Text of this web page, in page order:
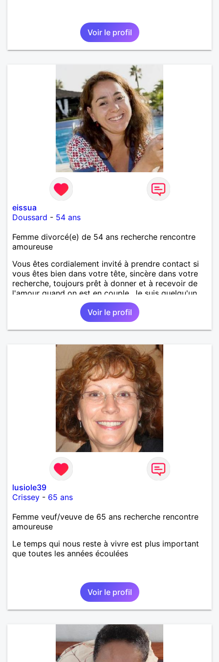
Voir le profil
eissua
Doussard - 54 ans
Femme divorcé(e) de 54 ans recherche rencontre
amoureuse
Vous êtes cordialement invité à prendre contact si
vous êtes bien dans votre tête, sincère dans votre
recherche, toujours prêt à donner et à recevoir de
l'amour quand on est en couple. Je suis quelqu'un
de très sociable qui aime faire le bien autour d'elle.
Voir le profil
lusiole39
Crissey - 65 ans
Femme veuf/veuve de 65 ans recherche rencontre
amoureuse
Le temps qui nous reste à vivre est plus important
que toutes les années écoulées
Voir le profil